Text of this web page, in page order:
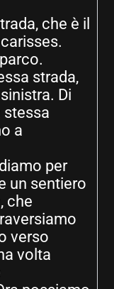
che è il
strada,
Di
stessa
a
per
un sentiero
che
verso
volta